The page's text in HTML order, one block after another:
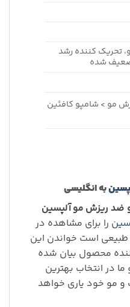
تحریک کننده رشد
شده
مو > شامپو کافئین
بهانگلیسی
ضد ریزش موآلپسین
را برای مشاهده در
است خواندن این
محصول بیان شده
در انتخاب بهترین
و مو خود یاری خواهد